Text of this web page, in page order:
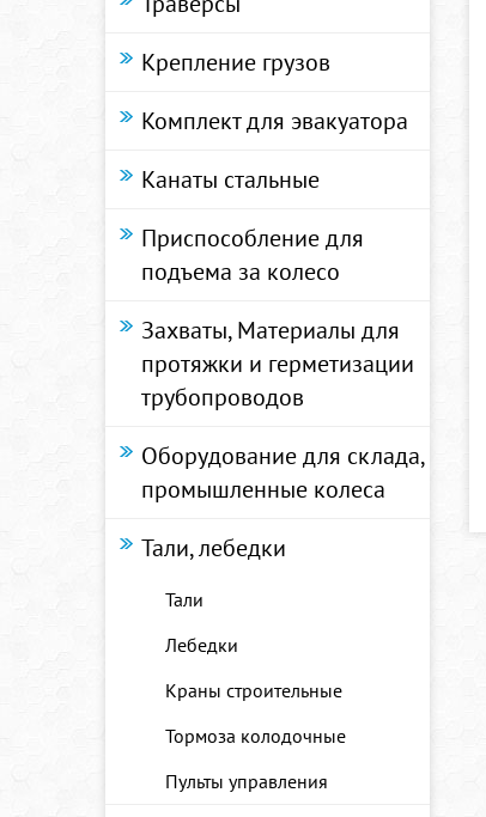
Крепление грузов
Комплект для эвакуатора
Канаты стальные
Приспособление для
подъема за колесо
Захваты, Материалы для
протяжки и герметизации
трубопроводов
Оборудование для склада,
промышленные колеса
Тали, лебедки
Тали
Лебедки
Краны строительные
Тормоза колодочные
Пульты управления